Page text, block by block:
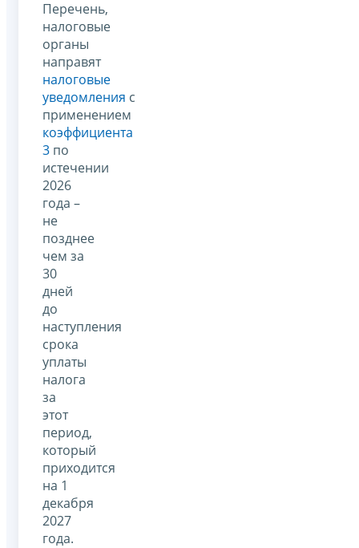
Перечень,
налоговые
органы
направят
налоговые
уведомления с
применением
коэффициента
3 по
истечении
2026
года –
не
позднее
чем за
30
дней
до
наступления
срока
уплаты
налога
за
этот
период,
который
приходится
на 1
декабря
2027
года.